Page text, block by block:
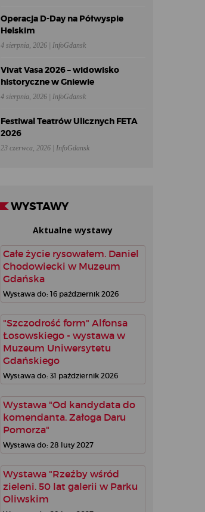
Operacja D-Day na Półwyspie
Helskim
4 sierpnia, 2026 | InfoGdansk
Vivat Vasa 2026 – widowisko
historyczne w Gniewie
4 sierpnia, 2026 | InfoGdansk
Festiwal Teatrów Ulicznych FETA
2026
23 czerwca, 2026 | InfoGdansk
WYSTAWY
Aktualne wystawy
Całe życie rysowałem. Daniel
Chodowiecki w Muzeum
Gdańska
Wystawa do: 16 październik 2026
"Szczodrość form" Alfonsa
Łosowskiego - wystawa w
Muzeum Uniwersytetu
Gdańskiego
Wystawa do: 31 październik 2026
Wystawa "Od kandydata do
komendanta. Załoga Daru
Pomorza"
Wystawa do: 28 luty 2027
Wystawa "Rzeźby wśród
zieleni. 50 lat galerii w Parku
Oliwskim